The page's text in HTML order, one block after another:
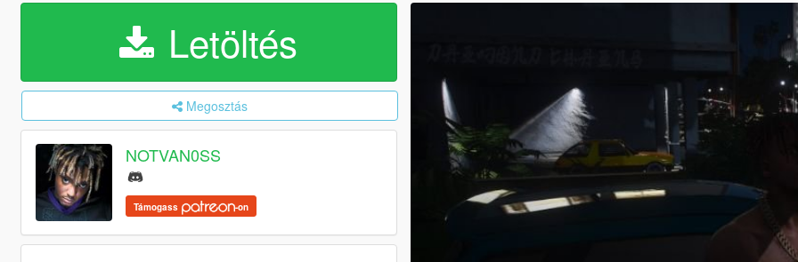
Letöltés
Megosztás
NOTVAN0SS
Támogass -on